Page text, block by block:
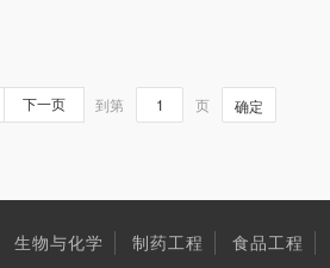
下一页 到第 页 确定
生物与化学 制药工程 食品工程